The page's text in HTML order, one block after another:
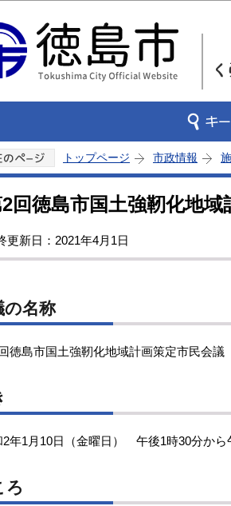
トップページ 市政情報
回徳島市国土強靭化地域
更新日：2021年4月1日
の名称
徳島市国土強靭化地域計画策定市民会議
2年1月10日（金曜日） 午後1時30分から
ろ